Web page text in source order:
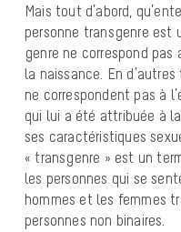
Mais tout d’abord,
personne transgenre est
genre ne correspond
la naissance. En
ne correspondent pas à
qui lui a été attribuée à
ses caractéristiques
« transgenre » est un
les personnes qui se
hommes et les femmes
personnes non binaires.